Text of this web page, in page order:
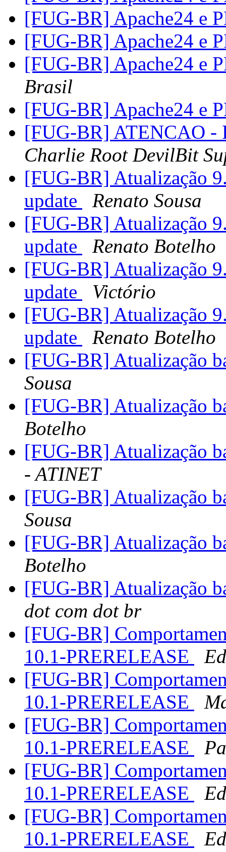
[FUG-BR] Apache24 e
[FUG-BR] Apache24 e
[FUG-BR] Apache24 e
Brasil
[FUG-BR] Apache24 e
[FUG-BR] ATENCAO -
Charlie Root DevilBit
[FUG-BR] Atualização
update
Renato Sousa
[FUG-BR] Atualização
update
Renato Botelho
[FUG-BR] Atualização
update
Victório
[FUG-BR] Atualização
update
Renato Botelho
[FUG-BR] Atualização
Sousa
[FUG-BR] Atualização
Botelho
[FUG-BR] Atualização
- ATINET
[FUG-BR] Atualização
Sousa
[FUG-BR] Atualização
Botelho
[FUG-BR] Atualização
dot com dot br
[FUG-BR]
10.1-PRERELEASE
[FUG-BR]
10.1-PRERELEASE
[FUG-BR]
10.1-PRERELEASE
[FUG-BR]
10.1-PRERELEASE
[FUG-BR]
10.1-PRERELEASE